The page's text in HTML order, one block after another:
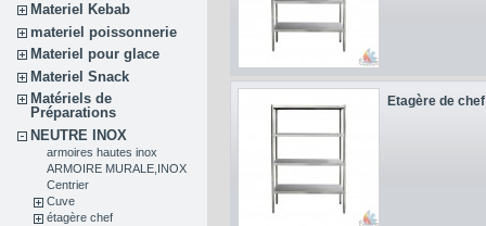
Materiel Kebab
materiel poissonnerie
Materiel pour glace
Materiel Snack
Matériels de
Préparations
NEUTRE INOX
armoires hautes inox
ARMOIRE MURALE,INOX
Centrier
Cuve
étagère chef
Etagère de